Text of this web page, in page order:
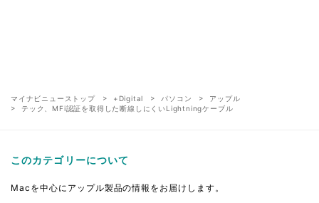
マイナビニューストップ +Digital パソコン
アップル
テック、MFi認証を取得した断線しにくいLightningケーブル
このカテゴリーについて
Macを中心にアップル製品の情報をお届けします。